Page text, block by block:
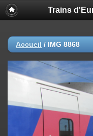
Trains
Accueil / IMG 8868